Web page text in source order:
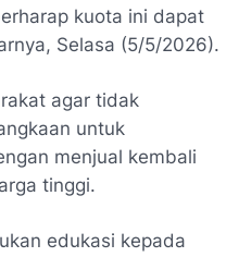
kuota ini dapat
Selasa (5/5/2026).
agar tidak
untuk
menjual kembali
tinggi.
edukasi kepada